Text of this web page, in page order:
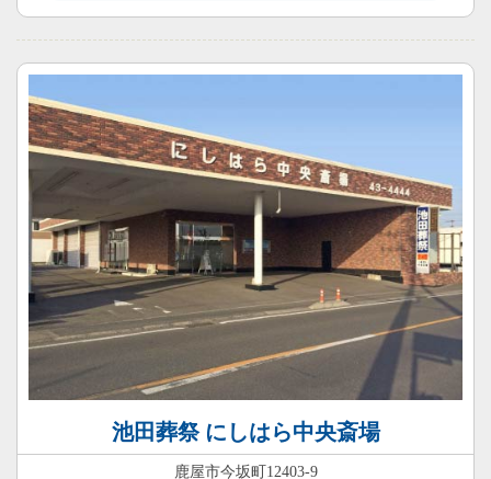
池田葬祭 にしはら中央斎場
鹿屋市今坂町12403-9